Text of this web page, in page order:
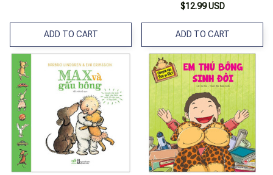
ADD TO CART
$12.99 USD
ADD TO CART